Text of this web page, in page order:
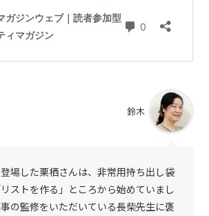
鈴木
場した栗栖さんは、非常用持ち出し袋
ストを作る」ところから始めていまし
の監修をいただいている長柴先生に褒